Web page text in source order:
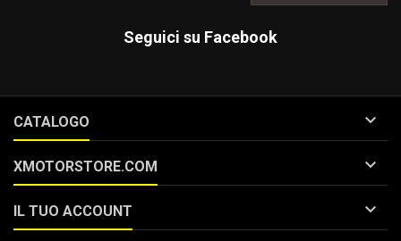
Seguici su Facebook
CATALOGO 
XMOTORSTORE.COM 
IL TUO ACCOUNT 